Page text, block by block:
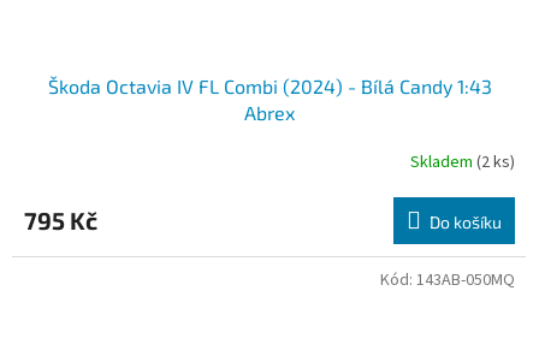
Škoda Octavia IV FL Combi (2024) - Bílá Candy 1:43
Abrex
Skladem (2 ks)
795 Kč Do košíku
Kód: 143AB-050MQ